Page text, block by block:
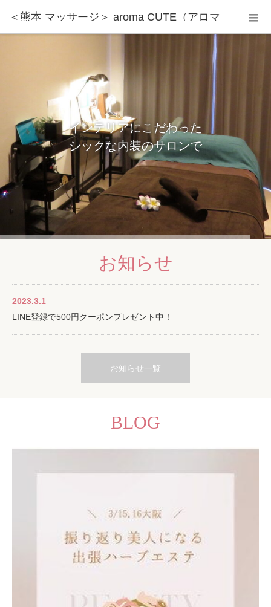
＜熊本 マッサージ＞ aroma CUTE（アロマ
インテリアにこだわった
シックな内装のサロンで
２０種類以上の精油から
必要なオイルをブレンド
お知らせ
2023.3.1
LINE登録で500円クーポンプレゼント中！
お知らせ一覧
BLOG